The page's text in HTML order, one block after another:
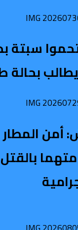
اقتحموا
بحالة
أمن
متهما